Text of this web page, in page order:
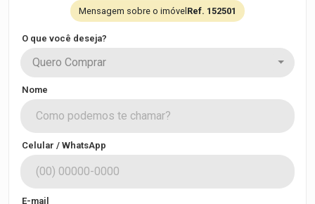
Mensagem sobre o imóvel Ref. 152501
O que você deseja?
Quero Comprar
Nome
Celular / WhatsApp
E-mail